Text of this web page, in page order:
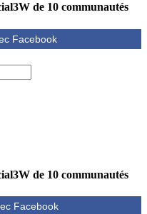
de 10 communautés
de 10 communautés